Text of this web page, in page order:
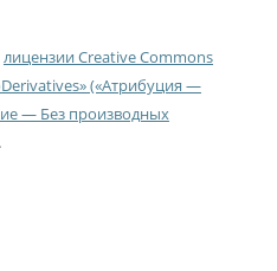
лицензии Creative Commons
(«Атрибуция —
— Без производных
.